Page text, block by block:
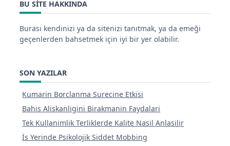
BU SITE HAKKINDA
Burası kendinizi ya da sitenizi tanıtmak, ya da emeği
geçenlerden bahsetmek için iyi bir yer olabilir.
SON YAZILAR
Kumarin Borclanma Surecine Etkisi
Bahis Aliskanligini Birakmanin Faydalari
Tek Kullanimlik Terliklerde Kalite Nasil Anlasilir
İs Yerinde Psikolojik Siddet Mobbing